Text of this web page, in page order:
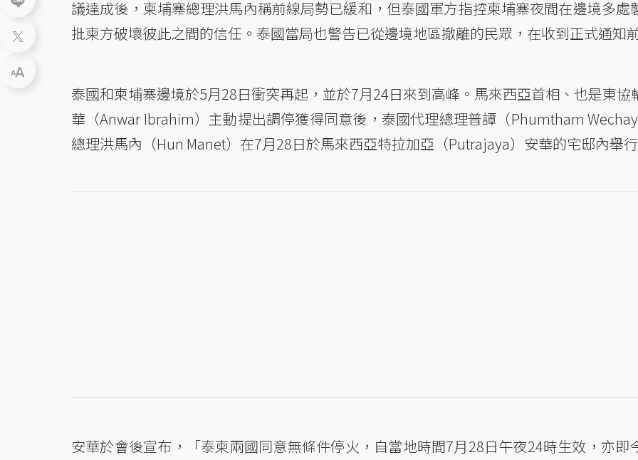
議達成後，柬埔寨總理洪馬內稱前線局勢已緩和，但泰國軍方指控柬埔寨夜間在邊境多處
批柬方破壞彼此之間的信任。泰國當局也警告已從邊境地區撤離的民眾，在收到正式通知
泰國和柬埔寨邊境於5月28日衝突再起，並於7月24日來到高峰。馬來西亞首相、也是東協
華（Anwar Ibrahim）主動提出調停獲得同意後，泰國代理總理普譚（Phumtham
總理洪馬內（Hun Manet）在7月28日於馬來西亞特拉加亞（Putrajaya）安華的宅邸內舉
安華於會後宣布，「泰柬兩國同意無條件停火，自當地時間7月28日午夜24時生效，亦即